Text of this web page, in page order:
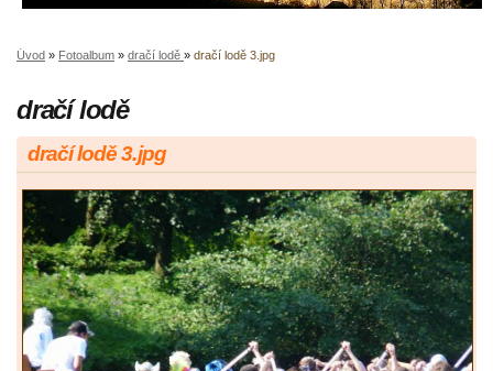
Úvod » Fotoalbum » dračí lodě » dračí lodě 3.jpg
dračí lodě
dračí lodě 3.jpg